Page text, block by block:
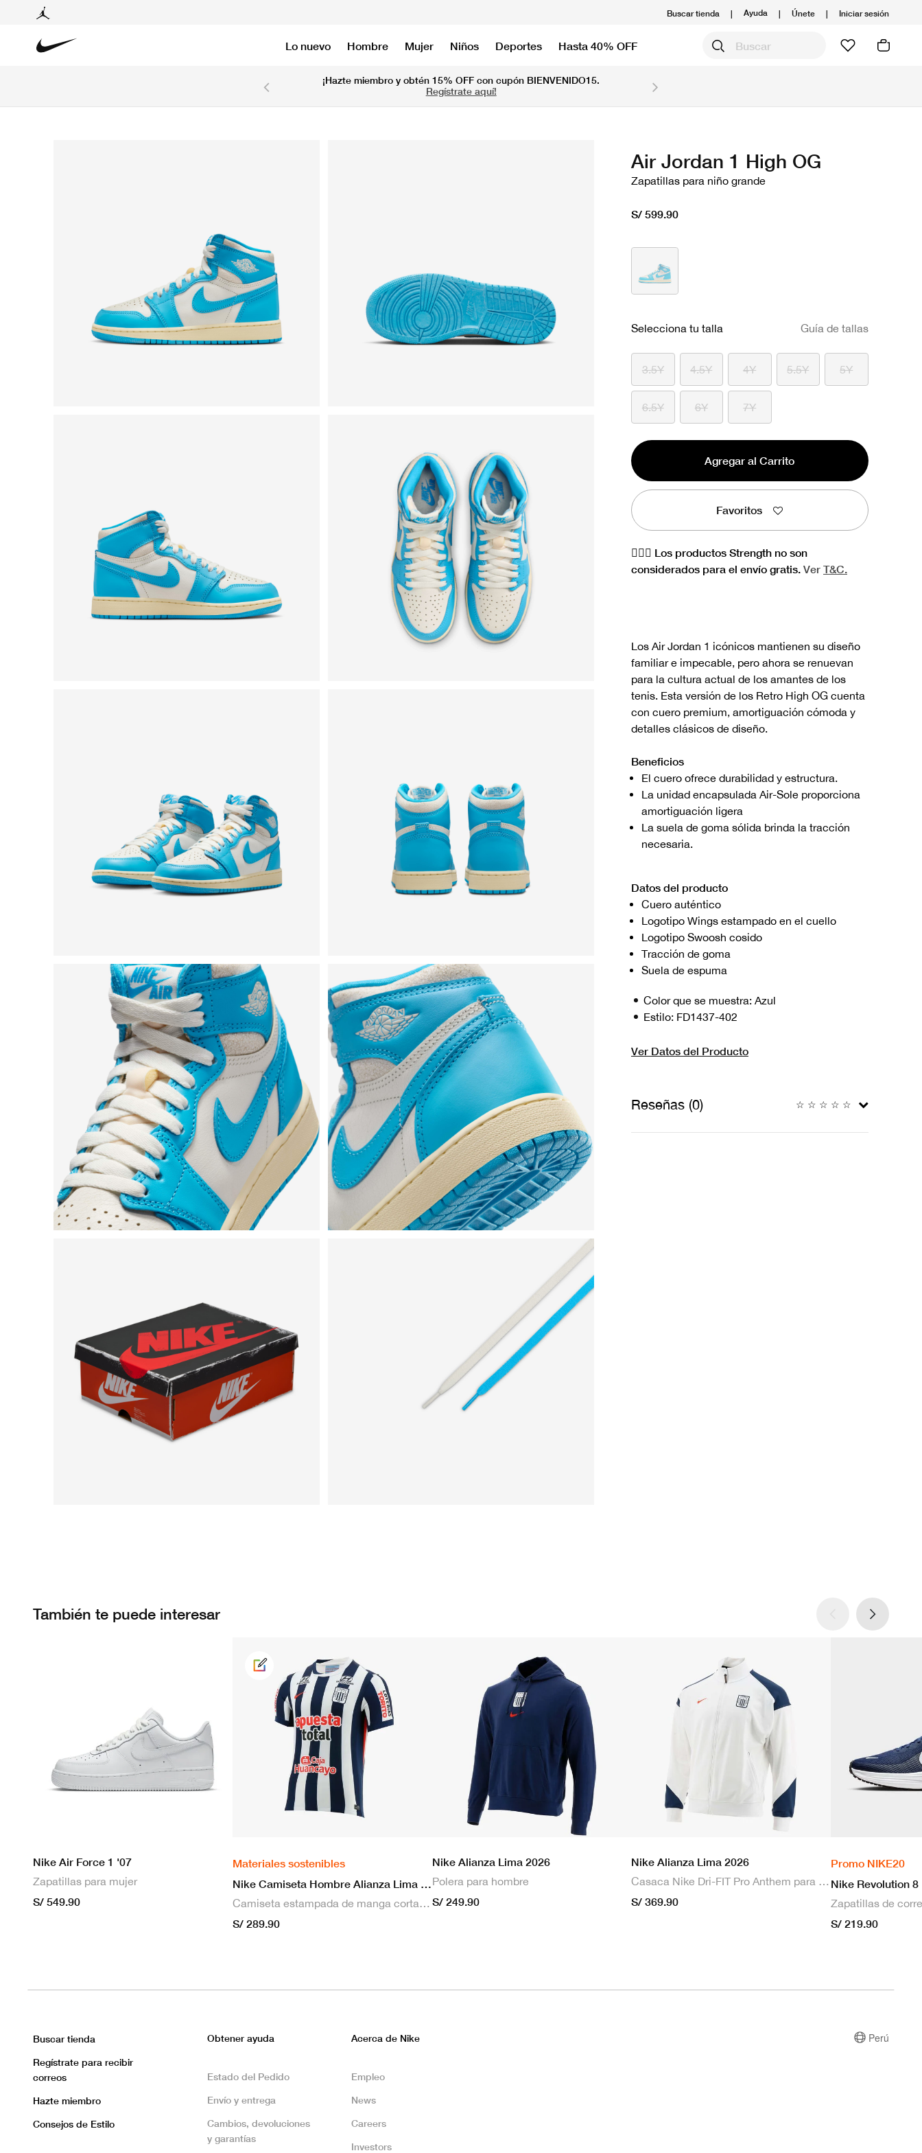
Buscar tienda | Ayuda | Únete | Iniciar sesión
Lo nuevo Hombre Mujer Niños Deportes Hasta 40% OFF
¡Hazte miembro y obtén 15% OFF con cupón BIENVENIDO15.
Regístrate aquí!
Air Jordan 1 High OG
Zapatillas para niño grande
S/ 599.90
Selecciona tu talla Guía de tallas
3.5Y 4.5Y 4Y 5.5Y 5Y
6.5Y 6Y 7Y
Agregar al Carrito
Favoritos
🏋🏻‍♀️ Los productos Strength no son
considerados para el envío gratis. Ver T&C.
Los Air Jordan 1 icónicos mantienen su diseño
familiar e impecable, pero ahora se renuevan
para la cultura actual de los amantes de los
tenis. Esta versión de los Retro High OG cuenta
con cuero premium, amortiguación cómoda y
detalles clásicos de diseño.
Beneficios
El cuero ofrece durabilidad y estructura.
La unidad encapsulada Air-Sole proporciona
amortiguación ligera
La suela de goma sólida brinda la tracción
necesaria.
Datos del producto
Cuero auténtico
Logotipo Wings estampado en el cuello
Logotipo Swoosh cosido
Tracción de goma
Suela de espuma
Color que se muestra: Azul
Estilo: FD1437-402
Ver Datos del Producto
Reseñas (0) ☆ ☆ ☆ ☆ ☆
También te puede interesar
Nike Air Force 1 '07
Zapatillas para mujer
S/ 549.90
Materiales sostenibles
Nike Camiseta Hombre Alianza Lima 2026 Local
Camiseta estampada de manga corta masculina Nike Dri-FIT de Alianza Lima Stadium para hombre
S/ 289.90
Nike Alianza Lima 2026
Polera para hombre
S/ 249.90
Nike Alianza Lima 2026
Casaca Nike Dri-FIT Pro Anthem para hombre
S/ 369.90
Promo NIKE20
Nike Revolution 8
S/ 219.90
Buscar tienda
Regístrate para recibir
correos
Hazte miembro
Consejos de Estilo
Obtener ayuda
Estado del Pedido
Envío y entrega
Cambios, devoluciones
y garantías
Acerca de Nike
Empleo
News
Careers
Investors
Perú